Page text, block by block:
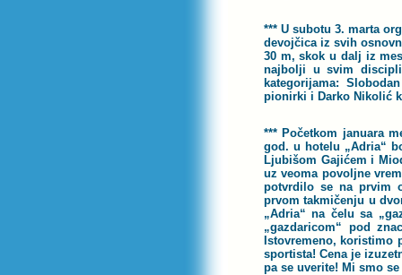
*** U subotu 3. marta
devojčica iz svih
30 m, skok u dalj iz
najbolji u svim
kategorijama:
pionirki i Darko Nikolić
*** Početkom januara
god. u hotelu „Adria“
Ljubišom Gajićem i
uz veoma povoljne
potvrdilo se na prvim
prvom takmičenju u
„Adria“ na čelu sa
„gazdaricom“ pod
Istovremeno, koristimo
sportista! Cena je
pa se uverite! Mi smo